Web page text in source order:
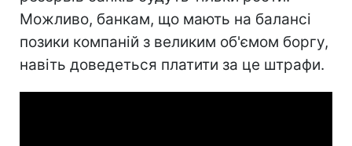
Можливо, банкам, що мають на балансі
позики компаній з великим об'ємом боргу,
навіть доведеться платити за це штрафи.